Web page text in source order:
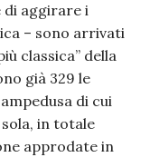
aggirare i
– sono arrivati
classica” della
già 329 le
di cui
in totale
approdate in